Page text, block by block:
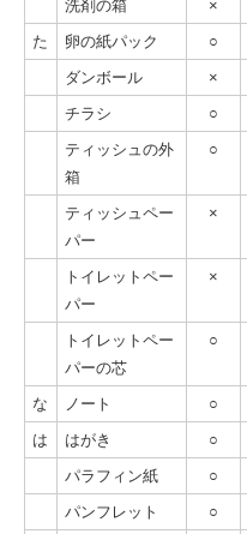
洗剤の箱 ×
た
卵の紙パック
○
ダンボール
×
チラシ
○
ティッシュの外
箱
○
ティッシュペー
パー
×
トイレットペー
パー
×
トイレットペー
パーの芯
○
な ノート ○
は
はがき ○
パラフィン紙
○
パンフレット
○